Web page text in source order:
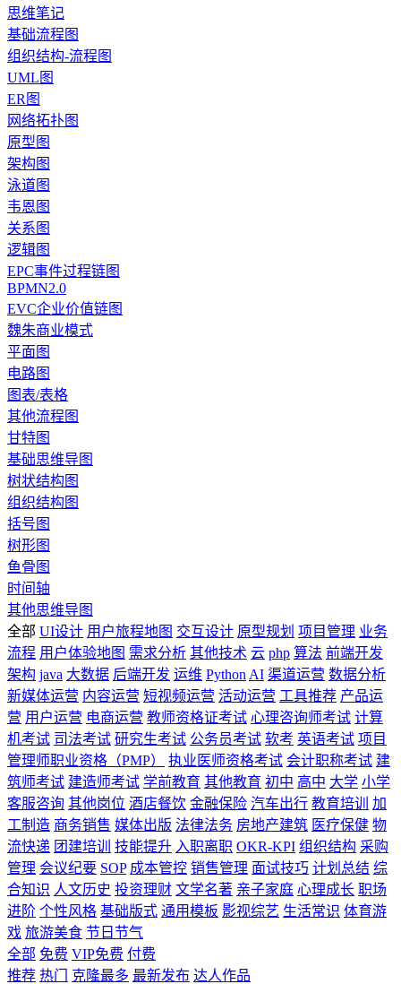
思维笔记
基础流程图
组织结构-流程图
UML图
ER图
网络拓扑图
原型图
架构图
泳道图
韦恩图
关系图
逻辑图
EPC事件过程链图
BPMN2.0
EVC企业价值链图
魏朱商业模式
平面图
电路图
图表/表格
其他流程图
甘特图
基础思维导图
树状结构图
组织结构图
括号图
树形图
鱼骨图
时间轴
其他思维导图
全部 UI设计 用户旅程地图 交互设计 原型规划 项目管理 业务
流程 用户体验地图 需求分析 其他技术 云 php 算法 前端开发
架构 java 大数据 后端开发 运维 Python AI 渠道运营 数据分析
新媒体运营 内容运营 短视频运营 活动运营 工具推荐 产品运
营 用户运营 电商运营 教师资格证考试 心理咨询师考试 计算
机考试 司法考试 研究生考试 公务员考试 软考 英语考试 项目
管理师职业资格（PMP）
执业医师资格考试 会计职称考试 建
筑师考试 建造师考试 学前教育 其他教育 初中 高中 大学 小学
客服咨询 其他岗位 酒店餐饮 金融保险 汽车出行 教育培训
加
工制造 商务销售 媒体出版 法律法务 房地产建筑 医疗保健 物
流快递 团建培训 技能提升 入职离职 OKR-KPI 组织结构 采购
管理 会议纪要 SOP 成本管控 销售管理 面试技巧 计划总结 综
合知识 人文历史 投资理财 文学名著 亲子家庭 心理成长 职场
进阶 个性风格 基础版式 通用模板 影视综艺 生活常识 体育游
戏 旅游美食 节日节气
全部 免费 VIP免费 付费
推荐 热门 克隆最多 最新发布 达人作品